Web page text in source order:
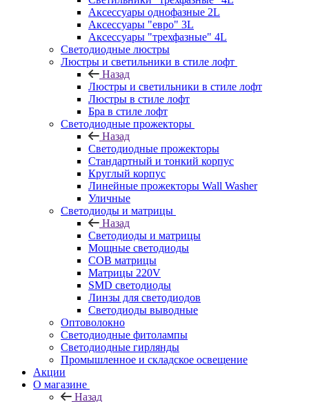
Аксессуары однофазные 2L
Аксессуары "евро" 3L
Аксессуары "трехфазные" 4L
Светодиодные люстры
Люстры и светильники в стиле лофт
Назад
Люстры и светильники в стиле лофт
Люстры в стиле лофт
Бра в стиле лофт
Светодиодные прожекторы
Назад
Светодиодные прожекторы
Стандартный и тонкий корпус
Круглый корпус
Линейные прожекторы Wall Washer
Уличные
Светодиоды и матрицы
Назад
Светодиоды и матрицы
Мощные светодиоды
COB матрицы
Матрицы 220V
SMD светодиоды
Линзы для светодиодов
Светодиоды выводные
Оптоволокно
Светодиодные фитолампы
Светодиодные гирлянды
Промышленное и складское освещение
Акции
О магазине
Назад